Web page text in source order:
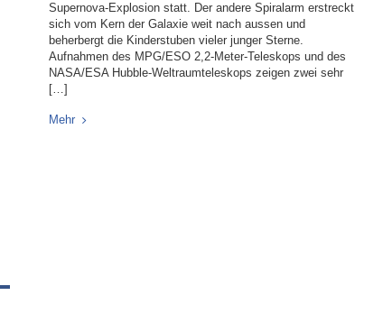
Supernova-Explosion statt. Der andere Spiralarm erstreckt
sich vom Kern der Galaxie weit nach aussen und
beherbergt die Kinderstuben vieler junger Sterne.
Aufnahmen des MPG/ESO 2,2-Meter-Teleskops und des
NASA/ESA Hubble-Weltraumteleskops zeigen zwei sehr
[…]
Mehr